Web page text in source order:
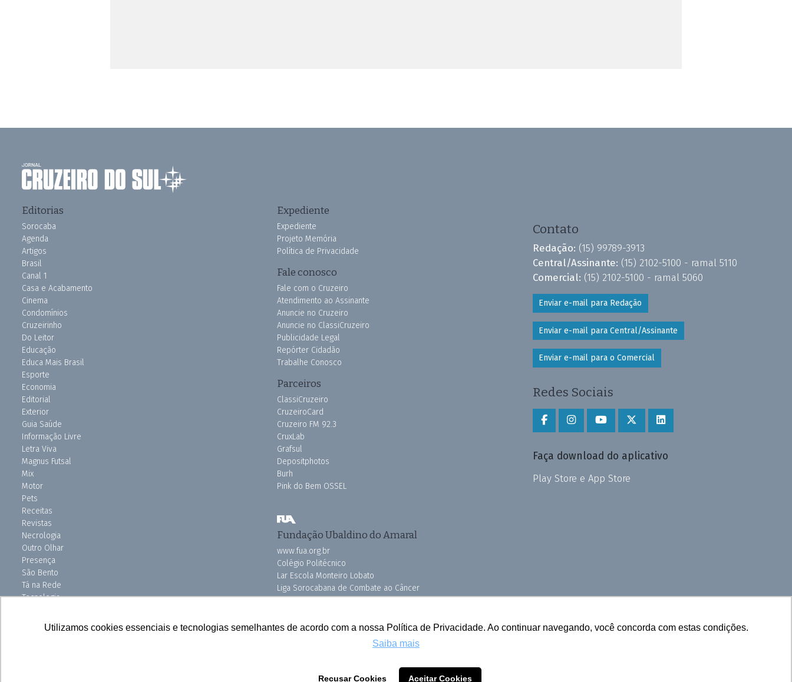
Utilizamos cookies essenciais e tecnologias semelhantes de acordo com a nossa Política de Privacidade. Ao continuar navegando, você concorda com estas condições.
Saiba mais
Recusar Cookies Aceitar Cookies
Editorias
Sorocaba
Agenda
Artigos
Brasil
Canal 1
Casa e Acabamento
Cinema
Condomínios
Cruzeirinho
Do Leitor
Educação
Educa Mais Brasil
Esporte
Economia
Editorial
Exterior
Guia Saúde
Informação Livre
Letra Viva
Magnus Futsal
Mix
Motor
Pets
Receitas
Revistas
Necrologia
Outro Olhar
Presença
São Bento
Tá na Rede
Tecnologia
Uniso Ciência
Expediente
Expediente
Projeto Memória
Política de Privacidade
Fale conosco
Fale com o Cruzeiro
Atendimento ao Assinante
Anuncie no Cruzeiro
Anuncie no ClassiCruzeiro
Publicidade Legal
Repórter Cidadão
Trabalhe Conosco
Parceiros
ClassiCruzeiro
CruzeiroCard
Cruzeiro FM 92.3
CruxLab
Grafsul
Depositphotos
Burh
Pink do Bem OSSEL
Fundação Ubaldino do Amaral
www.fua.org.br
Colégio Politécnico
Lar Escola Monteiro Lobato
Liga Sorocabana de Combate ao Câncer
Vila dos Velhinhos
Contato
Redação: (15) 99789-3913
Central/Assinante: (15) 2102-5100 - ramal 5110
Comercial: (15) 2102-5100 - ramal 5060
Enviar e-mail para Redação
Enviar e-mail para Central/Assinante
Enviar e-mail para o Comercial
Redes Sociais
Faça download do aplicativo
Play Store e App Store
Todos os direitos reservados © 2025 Cruzeiro do Sul